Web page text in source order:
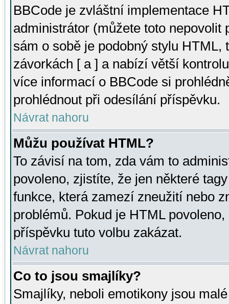
BBCode je zvláštní implementace
administrátor (můžete toto
sám o sobě je podobný stylu HTML,
závorkách [ a ] a nabízí větší
více informací o BBCode si
prohlédnout při odesílání příspěvku.
Návrat nahoru
Můžu používat HTML?
To závisí na tom, zda vám to
povoleno, zjistíte, že jen některé
funkce, která zamezí zneužití nebo
problémů. Pokud je HTML
příspěvku tuto volbu zakázat.
Návrat nahoru
Co to jsou smajlíky?
Smajlíky, neboli emotikony jsou